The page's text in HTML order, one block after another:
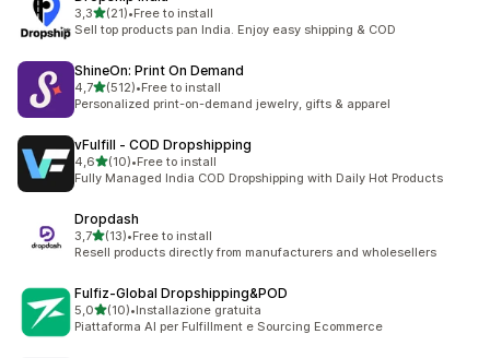
3,3stelle su 5
(21)
21 recensioni totali
•Free to install
Sell top products pan India. Enjoy easy shipping & COD
ShineOn: Print On Demand
4,7stelle su 5
(512)
512 recensioni totali
•Free to install
Personalized print-on-demand jewelry, gifts & apparel
vFulfill ‑ COD Dropshipping
4,6stelle su 5
(10)
10 recensioni totali
•Free to install
Fully Managed India COD Dropshipping with Daily Hot Products
Dropdash
3,7stelle su 5
(13)
13 recensioni totali
•Free to install
Resell products directly from manufacturers and wholesellers
Fulfiz‑Global Dropshipping&POD
5,0stelle su 5
(10)
10 recensioni totali
•Installazione gratuita
Piattaforma AI per Fulfillment e Sourcing Ecommerce